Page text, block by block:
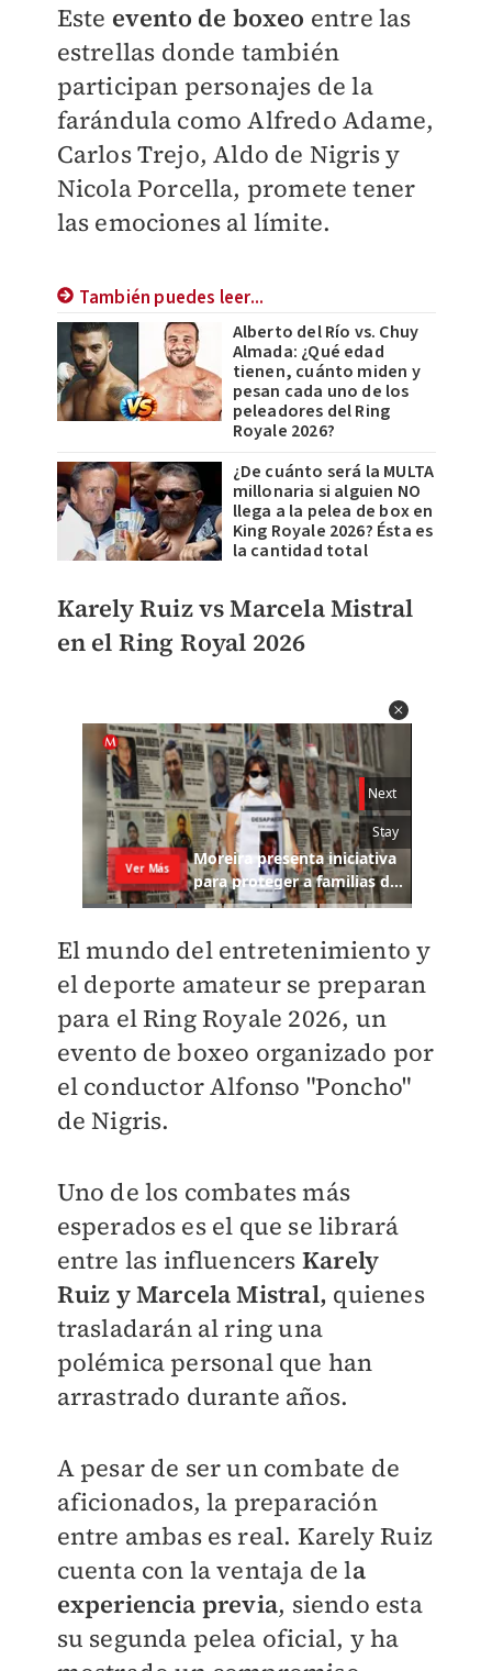
Este evento de boxeo entre las
estrellas donde también
participan personajes de la
farándula como Alfredo Adame,
Carlos Trejo, Aldo de Nigris y
Nicola Porcella, promete tener
las emociones al límite.
También puedes leer...
Alberto del Río vs. Chuy
Almada: ¿Qué edad
tienen, cuánto miden y
pesan cada uno de los
peleadores del Ring
Royale 2026?
¿De cuánto será la MULTA
millonaria si alguien NO
llega a la pelea de box en
King Royale 2026? Ésta es
la cantidad total
Karely Ruiz vs Marcela Mistral
en el Ring Royal 2026
El mundo del entretenimiento y
el deporte amateur se preparan
para el Ring Royale 2026, un
evento de boxeo organizado por
el conductor Alfonso "Poncho"
de Nigris.
Uno de los combates más
esperados es el que se librará
entre las influencers Karely
Ruiz y Marcela Mistral, quienes
trasladarán al ring una
polémica personal que han
arrastrado durante años.
A pesar de ser un combate de
aficionados, la preparación
entre ambas es real. Karely Ruiz
cuenta con la ventaja de la
experiencia previa, siendo esta
su segunda pelea oficial, y ha